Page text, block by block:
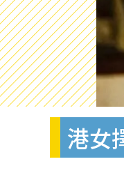
港女